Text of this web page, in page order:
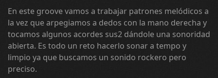
En este groove vamos a trabajar patrones melódicos a
la vez que arpegiamos a dedos con la mano derecha y
tocamos algunos acordes sus2 dándole una sonoridad
abierta. Es todo un reto hacerlo sonar a tempo y
limpio ya que buscamos un sonido rockero pero
preciso.